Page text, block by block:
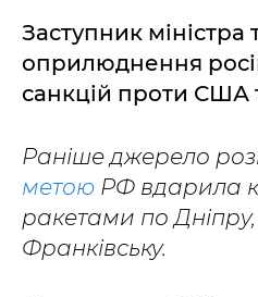
Заступник
оприлюднення
санкцій проти США
Раніше джерело
метою РФ вдарила
ракетами по
Франківську.